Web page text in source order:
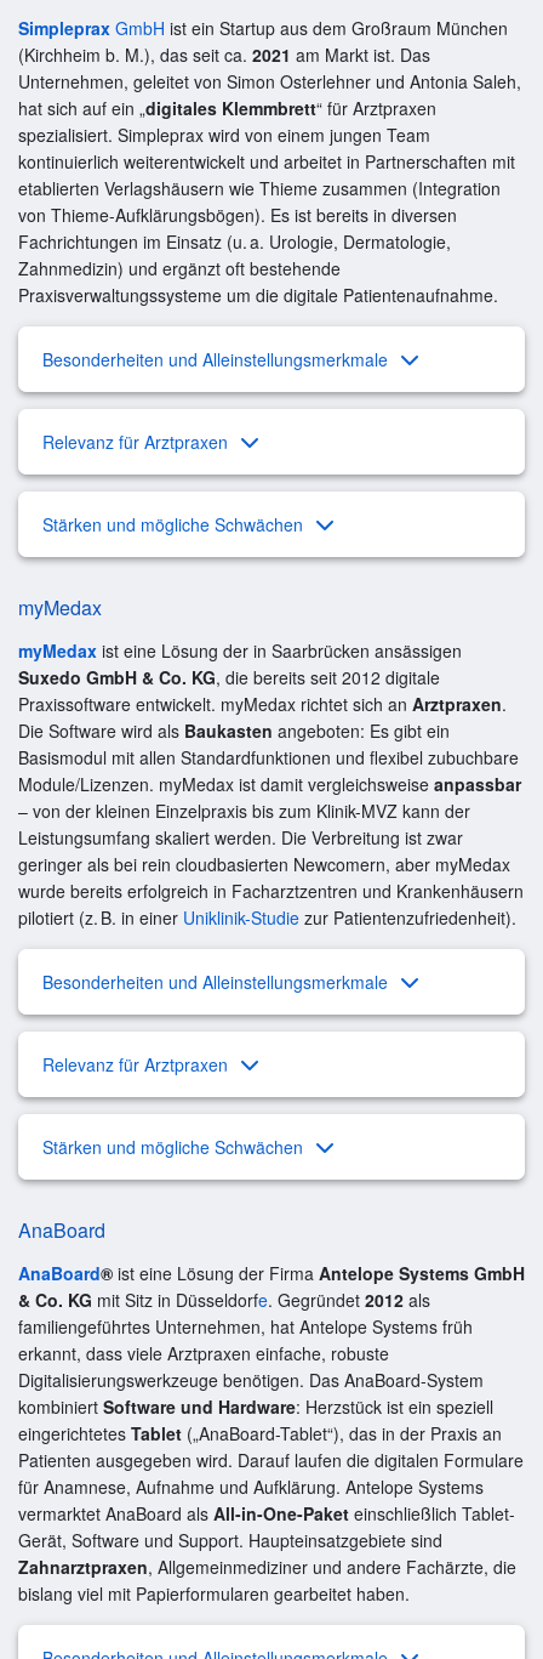
Simpleprax GmbH ist ein Startup aus dem Großraum München
(Kirchheim b. M.), das seit ca. 2021 am Markt ist. Das
Unternehmen, geleitet von Simon Osterlehner und Antonia Saleh,
hat sich auf ein „digitales Klemmbrett“ für Arztpraxen
spezialisiert. Simpleprax wird von einem jungen Team
kontinuierlich weiterentwickelt und arbeitet in Partnerschaften mit
etablierten Verlagshäusern wie Thieme zusammen (Integration
von Thieme-Aufklärungsbögen). Es ist bereits in diversen
Fachrichtungen im Einsatz (u. a. Urologie, Dermatologie,
Zahnmedizin) und ergänzt oft bestehende
Praxisverwaltungssysteme um die digitale Patientenaufnahme.
Besonderheiten und Alleinstellungsmerkmale
Relevanz für Arztpraxen
Stärken und mögliche Schwächen
myMedax
myMedax ist eine Lösung der in Saarbrücken ansässigen
Suxedo GmbH & Co. KG, die bereits seit 2012 digitale
Praxissoftware entwickelt. myMedax richtet sich an Arztpraxen.
Die Software wird als Baukasten angeboten: Es gibt ein
Basismodul mit allen Standardfunktionen und flexibel zubuchbare
Module/Lizenzen. myMedax ist damit vergleichsweise anpassbar
– von der kleinen Einzelpraxis bis zum Klinik-MVZ kann der
Leistungsumfang skaliert werden. Die Verbreitung ist zwar
geringer als bei rein cloudbasierten Newcomern, aber myMedax
wurde bereits erfolgreich in Facharztzentren und Krankenhäusern
pilotiert (z. B. in einer Uniklinik-Studie zur Patientenzufriedenheit).
Besonderheiten und Alleinstellungsmerkmale
Relevanz für Arztpraxen
Stärken und mögliche Schwächen
AnaBoard
AnaBoard® ist eine Lösung der Firma Antelope Systems GmbH
& Co. KG mit Sitz in Düsseldorfe. Gegründet 2012 als
familiengeführtes Unternehmen, hat Antelope Systems früh
erkannt, dass viele Arztpraxen einfache, robuste
Digitalisierungswerkzeuge benötigen. Das AnaBoard-System
kombiniert Software und Hardware: Herzstück ist ein speziell
eingerichtetes Tablet („AnaBoard-Tablet“), das in der Praxis an
Patienten ausgegeben wird. Darauf laufen die digitalen Formulare
für Anamnese, Aufnahme und Aufklärung. Antelope Systems
vermarktet AnaBoard als All-in-One-Paket einschließlich Tablet-
Gerät, Software und Support. Haupteinsatzgebiete sind
Zahnarztpraxen, Allgemeinmediziner und andere Fachärzte, die
bislang viel mit Papierformularen gearbeitet haben.